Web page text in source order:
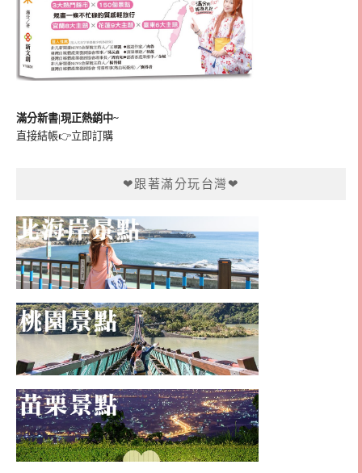
滿分新書|現正熱銷中~
直接結帳👉立即訂購
❤跟著滿分玩台灣❤